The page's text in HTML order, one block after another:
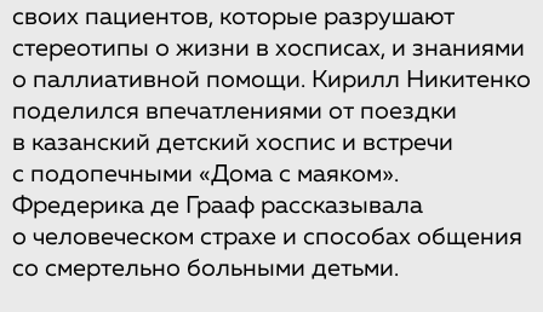
своих пациентов, которые разрушают
стереотипы о жизни в хосписах, и знаниями
о паллиативной помощи. Кирилл Никитенко
поделился впечатлениями от поездки
в казанский детский хоспис и встречи
с подопечными «Дома с маяком».
Фредерика де Грааф рассказывала
о человеческом страхе и способах общения
со смертельно больными детьми.